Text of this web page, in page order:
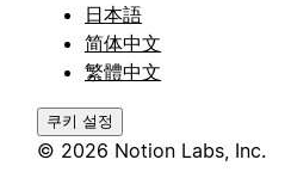
日本語
简体中文
繁體中文
쿠키 설정
© 2026 Notion Labs, Inc.